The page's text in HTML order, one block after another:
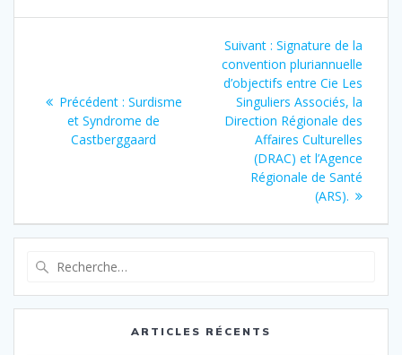
l’article
Précédent : Article
précédent
:
Surdisme
et Syndrome de
Castberggaard
Suivant : Article
suivant
:
Signature de la
convention pluriannuelle
d’objectifs entre Cie Les
Singuliers Associés, la
Direction Régionale des
Affaires Culturelles
(DRAC) et l’Agence
Régionale de Santé
(ARS).
:
ARTICLES RÉCENTS